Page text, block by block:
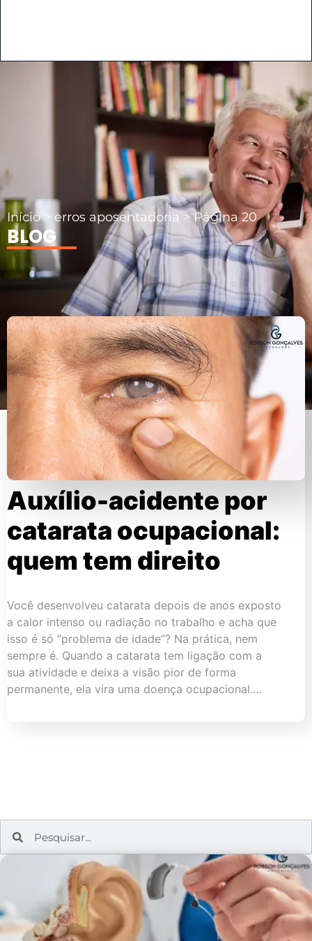
Início> erros aposentadoria >Página 20
BLOG
Auxílio-acidente por
catarata ocupacional:
quem tem direito
Você desenvolveu catarata depois de anos exposto
a calor intenso ou radiação no trabalho e acha que
isso é só “problema de idade”? Na prática, nem
sempre é. Quando a catarata tem ligação com a
sua atividade e deixa a visão pior de forma
permanente, ela vira uma doença ocupacional.…